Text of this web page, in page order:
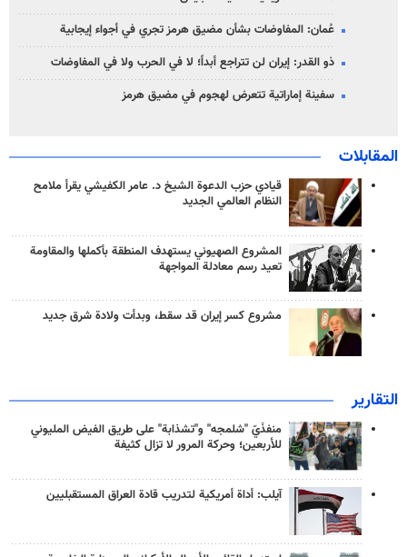
عُمان: المفاوضات بشأن مضيق هرمز تجري في أجواء إيجابية
ذو القدر: إيران لن تتراجع أبداً؛ لا في الحرب ولا في المفاوضات
سفينة إماراتية تتعرض لهجوم في مضيق هرمز
المقابلات
قيادي حزب الدعوة الشيخ د. عامر الكفيشي يقرأ ملامح
النظام العالمي الجديد
المشروع الصهيوني يستهدف المنطقة بأكملها والمقاومة
تعيد رسم معادلة المواجهة
مشروع كسر إيران قد سقط، وبدأت ولادة شرق جديد
التقارير
منفذَيّ "شلمجه" و"تشذابة" على طريق الفيض المليوني
للأربعين؛ وحركة المرور لا تزال كثيفة
آيلب: أداة أمريكية لتدريب قادة العراق المستقبليين